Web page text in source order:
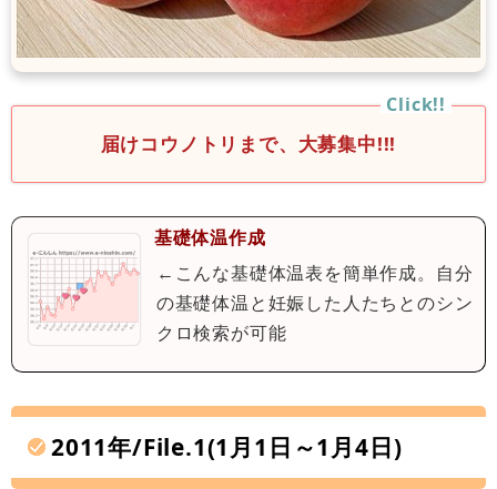
届けコウノトリまで、大募集中!!!
基礎体温作成
←こんな基礎体温表を簡単作成。自分
の基礎体温と妊娠した人たちとのシン
クロ検索が可能
2011年/File.1(1月1日～1月4日)